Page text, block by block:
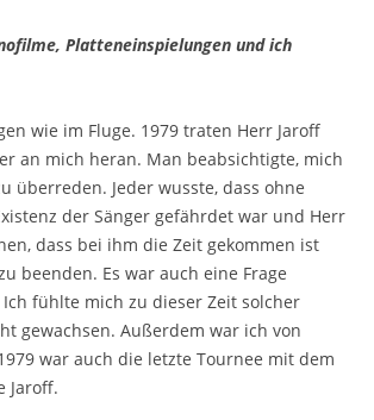
Platteneinspielungen und ich
wie im Fluge. 1979 traten Herr Jaroff
an mich heran. Man beabsichtigte, mich
überreden. Jeder wusste, dass ohne
der Sänger gefährdet war und Herr
dass bei ihm die Zeit gekommen ist
beenden. Es war auch eine Frage
fühlte mich zu dieser Zeit solcher
gewachsen. Außerdem war ich von
war auch die letzte Tournee mit dem
Jaroff.